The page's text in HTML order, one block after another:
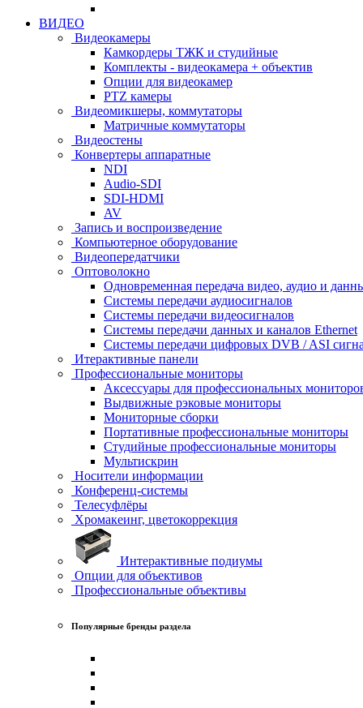
ВИДЕО
Видеокамеры
Камкордеры ТЖК и студийные
Комплекты - видеокамера + объектив
Опции для видеокамер
PTZ камеры
Видеомикшеры, коммутаторы
Матричные коммутаторы
Видеостены
Конвертеры аппаратные
NDI
Audio-SDI
SDI-HDMI
AV
Запись и воспроизведение
Компьютерное оборудование
Видеопередатчики
Оптоволокно
Одновременная передача видео, аудио и
Системы передачи аудиосигналов
Системы передачи видеосигналов
Системы передачи данных и каналов Ethernet
Системы передачи цифровых DVB / ASI
Итерактивные панели
Профессиональные мониторы
Аксессуары для профессиональных
Выдвижные рэковые мониторы
Мониторные сборки
Портативные профессиональные мониторы
Студийные профессиональные мониторы
Мультискрин
Носители информации
Конференц-системы
Телесуфлёры
Хромакеинг, цветокоррекция
Интерактивные подиумы
Опции для объективов
Профессиональные объективы
Популярные бренды раздела